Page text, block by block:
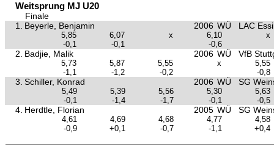
Weitsprung MJ U20
Finale
1.
Beyerle, Benjamin 2006 WÜ LAC
5,85 6,07 x 6,10
x
-0,1
-0,1 -0,6
2. Badjie, Malik 2006 WÜ VfB
5,73 5,87 5,55 x
5,55
-1,1
-1,2 -0,2 -0,8
3. Schiller, Konrad 2006 WÜ SG
5,49 5,39 5,56 5,30
5,63
-0,1
-1,4 -1,7 -0,1 -0,5
4. Herdtle, Florian 2005 WÜ SG
4,61 4,69 4,68 4,77
4,58
-0,9
+0,1 -0,7 -1,1 +0,4